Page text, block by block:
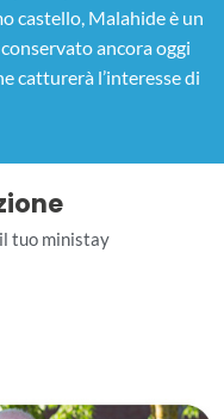
castello, Malahide è un
ancora oggi
catturerà l’interesse di
tuo ministay